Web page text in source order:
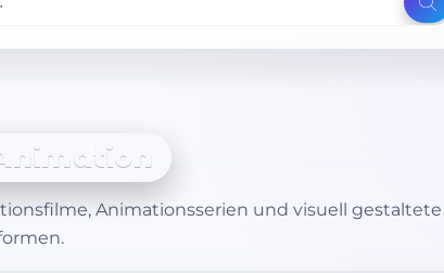
Animationsserien und visuell gestaltete